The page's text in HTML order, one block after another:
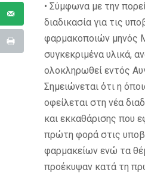
• Σύμφωνα με την
διαδικασία για τις
φαρμακοποιών μηνός
συγκεκριμένα υλικά,
ολοκληρωθεί εντός
Σημειώνεται ότι η
οφείλεται στη νέα
και εκκαθάρισης που
πρώτη φορά στις
φαρμακείων ενώ τα
προέκυψαν κατά τη